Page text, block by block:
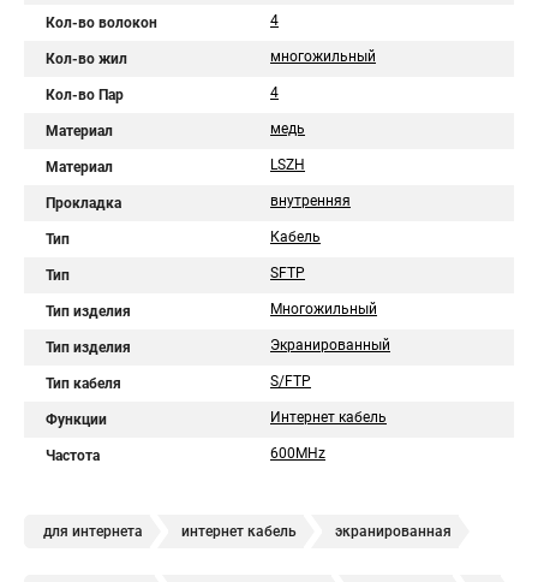
Кол-во волокон 4
Кол-во жил многожильный
Кол-во Пар 4
Материал медь
Материал LSZH
Прокладка внутренняя
Тип Кабель
Тип SFTP
Тип изделия Многожильный
Тип изделия Экранированный
Тип кабеля S/FTP
Функции Интернет кабель
Частота 600MHz
для интернета интернет кабель экранированная